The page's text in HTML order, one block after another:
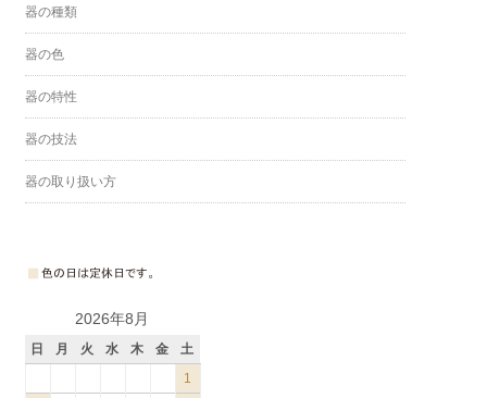
器の種類
器の色
器の特性
器の技法
器の取り扱い方
2026年8月
日 月 火 水 木 金
土
1